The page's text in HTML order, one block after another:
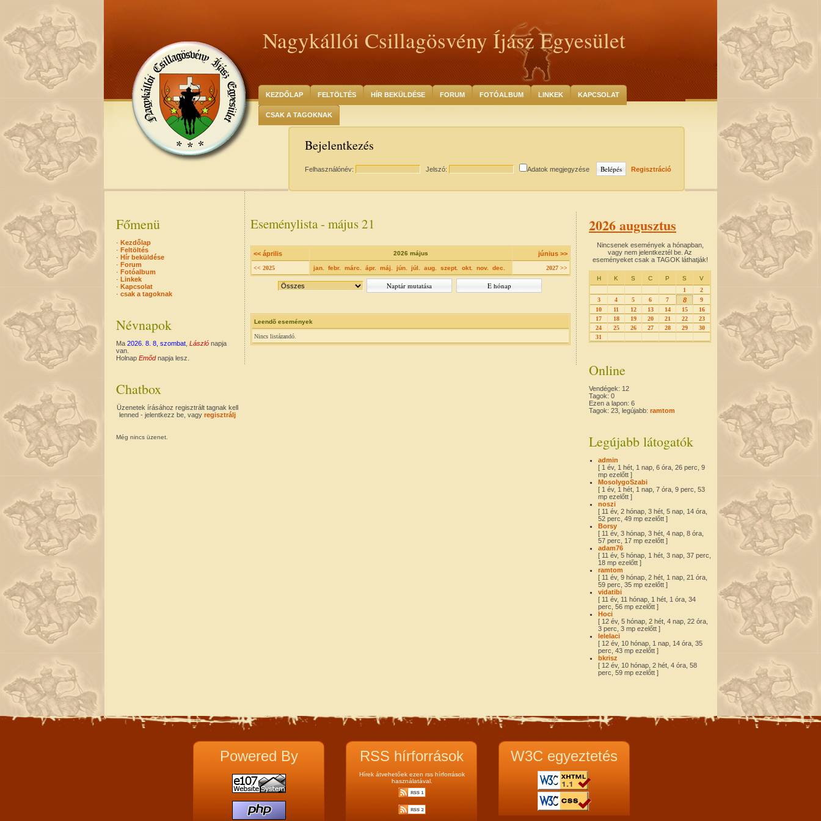
Nagykállói Csillagösvény Íjász Egyesület
KEZDŐLAP FELTÖLTÉS HÍR BEKÜLDÉSE FORUM FOTÓALBUM LINKEK KAPCSOLAT
CSAK A TAGOKNAK
Bejelentkezés
Felhasználónév: Jelszó: Adatok megjegyzése Regisztráció
Főmenü
· Kezdőlap
· Feltöltés
· Hír beküldése
· Forum
· Fotóalbum
· Linkek
· Kapcsolat
· csak a tagoknak
Névnapok
Ma 2026. 8. 8, szombat László napja
van.
Holnap Emődnapja lesz.
Chatbox
Üzenetek írásához regisztrált tagnak kell
lenned - jelentkezz be, vagy regisztrálj
Még nincs üzenet.
Eseménylista - május 21
<< április 2026 május június >>
<< 2025 jan. febr. márc. ápr. máj. jún. júl. aug. szept. okt. nov. dec. 2027 >>
Leendõ események
Nincs listázandó.
2026 augusztus
Nincsenek események a hónapban,
vagy nem jelentkeztél be. Az
eseményeket csak a TAGOK láthatják!
H K S C P S
V
1
2
3
4 5 6 7 8
9
10
11 12 13 14 15
16
17
18 19 20 21 22
23
24
25 26 27 28 29
30
31
Online
Vendégek: 12
Tagok: 0
Ezen a lapon: 6
Tagok: 23, legújabb: ramtom
Legújabb látogatók
admin
[ 1 év, 1 hét, 1 nap, 6 óra, 26 perc, 9
mp ezelőtt ]
MosolygoSzabi
[ 1 év, 1 hét, 1 nap, 7 óra, 9 perc, 53
mp ezelőtt ]
noszi
[ 11 év, 2 hónap, 3 hét, 5 nap, 14 óra,
52 perc, 49 mp ezelőtt ]
Borsy
[ 11 év, 3 hónap, 3 hét, 4 nap, 8 óra,
57 perc, 17 mp ezelőtt ]
adam76
[ 11 év, 5 hónap, 1 hét, 3 nap, 37 perc,
18 mp ezelőtt ]
ramtom
[ 11 év, 9 hónap, 2 hét, 1 nap, 21 óra,
59 perc, 35 mp ezelőtt ]
vidatibi
[ 11 év, 11 hónap, 1 hét, 1 óra, 34
perc, 56 mp ezelőtt ]
Hoci
[ 12 év, 5 hónap, 2 hét, 4 nap, 22 óra,
3 perc, 3 mp ezelőtt ]
lelelaci
[ 12 év, 10 hónap, 1 nap, 14 óra, 35
perc, 43 mp ezelőtt ]
bkrisz
[ 12 év, 10 hónap, 2 hét, 4 óra, 58
perc, 59 mp ezelőtt ]
Powered By RSS hírforrások
Hírek átvehetőek ezen rss hírforrások
használatával.
W3C egyeztetés